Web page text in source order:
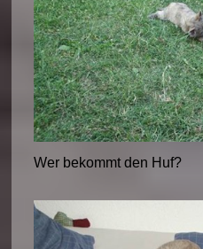
Wer bekommt den Huf?